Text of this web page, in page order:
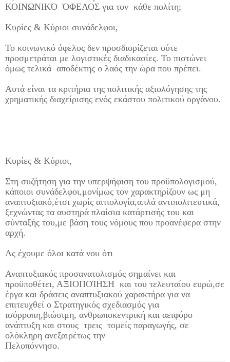
ΚΟΙΝΩΝΙΚΌ ΌΦΕΛΟΣ για τον κάθε πολίτη;
Κυρίες & Κύριοι συνάδελφοι,
Το κοινωνικό όφελος δεν προσδιορίζεται ούτε
προσμετράται με λογιστικές διαδικασίες. Το πιστώνει
όμως τελικά αποδέκτης ο λαός την ώρα που πρέπει.
Αυτά είναι τα κριτήρια της πολιτικής αξιολόγησης της
χρηματικής διαχείρισης ενός εκάστου πολιτικού οργάνου.
Κυρίες & Κύριοι,
Στη συζήτηση για την υπερψήφιση του προϋπολογισμού,
κάποιοι συνάδελφοι,μονίμως τον χαρακτηρίζουν ως μη
αναπτυξιακό,έτσι χωρίς αιτιολογία,απλά αντιπολιτευτικά,
ξεχνώντας τα αυστηρά πλαίσια κατάρτισής του και
σύνταξής του,με βάση τους νόμους που προανέφερα στην
αρχή.
Ας έχουμε όλοι κατά νου ότι
Αναπτυξιακός προσανατολισμός σημαίνει και
προϋποθέτει, ΑΞΙΟΠΟΊΗΣΗ και του τελευταίου ευρώ,σε
έργα και δράσεις αναπτυξιακού χαρακτήρα για να
επιτευχθεί ο Στρατηγικός σχεδιασμός για
ισόρροπη,βιώσιμη, ανθρωποκεντρική και αειφόρο
ανάπτυξη και στους τρεις τομείς παραγωγής, σε
ολόκληρη ανεξαιρέτως την
Πελοπόννησο.